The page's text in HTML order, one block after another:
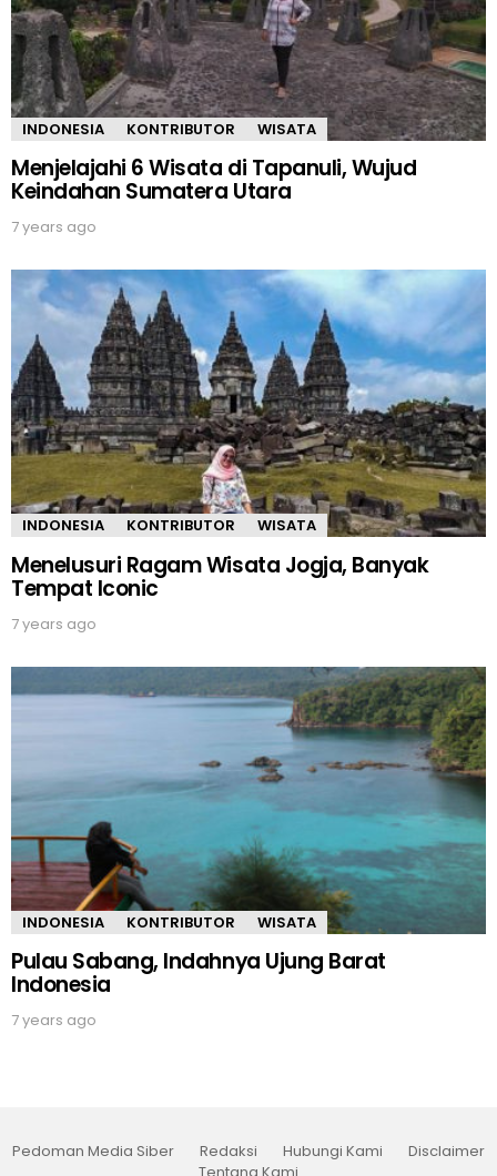
INDONESIA KONTRIBUTOR WISATA
Menjelajahi 6 Wisata di Tapanuli, Wujud
Keindahan Sumatera Utara
7 years ago
INDONESIA KONTRIBUTOR WISATA
Menelusuri Ragam Wisata Jogja, Banyak
Tempat Iconic
7 years ago
INDONESIA KONTRIBUTOR WISATA
Pulau Sabang, Indahnya Ujung Barat
Indonesia
7 years ago
Pedoman Media Siber Redaksi Hubungi Kami
Disclaimer